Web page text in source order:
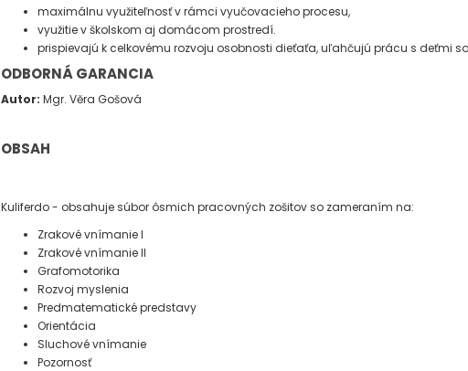
maximálnu využiteľnosť v rámci vyučovacieho procesu,
využitie v školskom aj domácom prostredí.
prispievajú k celkovému rozvoju osobnosti dieťaťa, uľahčujú prácu s deťmi so
ODBORNÁ GARANCIA
Autor: Mgr. Věra Gošová
OBSAH
Kuliferdo - obsahuje súbor ôsmich pracovných zošitov so zameraním na:
Zrakové vnímanie I
Zrakové vnímanie II
Grafomotorika
Rozvoj myslenia
Predmatematické predstavy
Orientácia
Sluchové vnímanie
Pozornosť